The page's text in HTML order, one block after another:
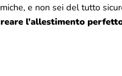
e non sei del tutto
l’allestimento